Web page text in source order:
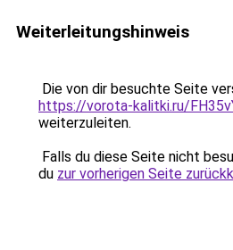
Weiterleitungshinweis
Die von dir besuchte Seite
https://vorota-kalitki.ru/
weiterzuleiten.
Falls du diese Seite nicht
du zur vorherigen Seite